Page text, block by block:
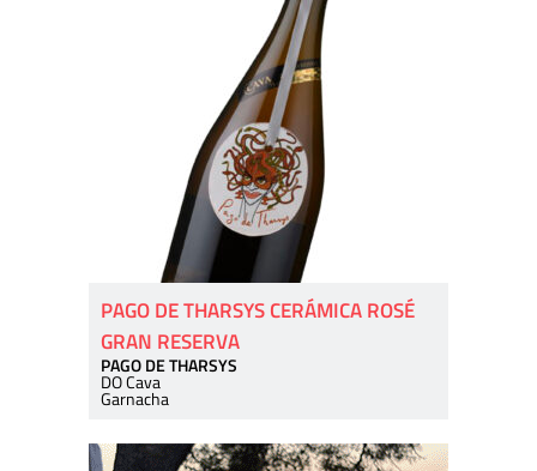
PAGO DE THARSYS CERÁMICA ROSÉ
GRAN RESERVA
PAGO DE THARSYS
DO Cava
Garnacha